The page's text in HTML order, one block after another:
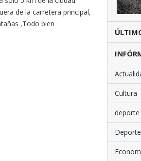
de la carretera principal,
,Todo bien
Cultura
deporte